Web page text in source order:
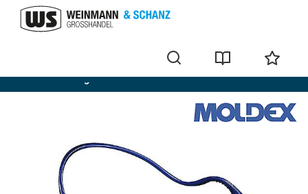
Gehörschutzbügel und Zubehör